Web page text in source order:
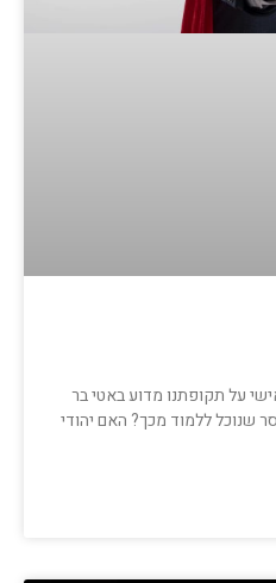
על תקופתנו מדוע באטי בר
שנוכל ללמוד מכך? האם יהודי